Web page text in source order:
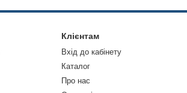
Клієнтам
Вхід до кабінету
Каталог
Про нас